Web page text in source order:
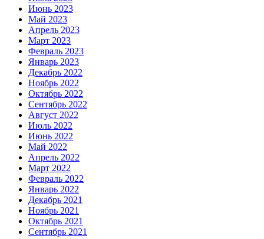
Июнь 2023
Май 2023
Апрель 2023
Март 2023
Февраль 2023
Январь 2023
Декабрь 2022
Ноябрь 2022
Октябрь 2022
Сентябрь 2022
Август 2022
Июль 2022
Июнь 2022
Май 2022
Апрель 2022
Март 2022
Февраль 2022
Январь 2022
Декабрь 2021
Ноябрь 2021
Октябрь 2021
Сентябрь 2021